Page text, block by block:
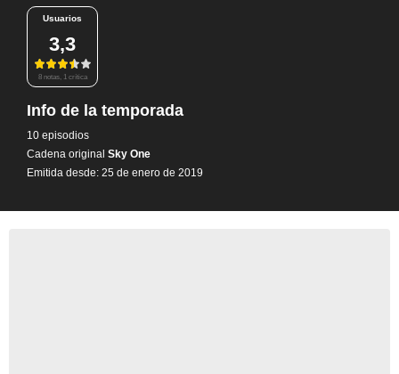
Usuarios
3,3
8 notas, 1 crítica
Info de la temporada
10 episodios
Cadena original Sky One
Emitida desde: 25 de enero de 2019